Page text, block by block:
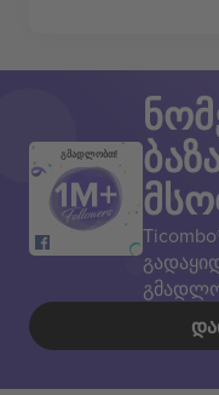
გმადლობთ!